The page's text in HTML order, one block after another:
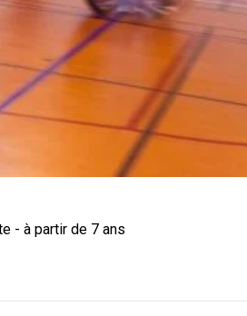
- à partir de 7 ans